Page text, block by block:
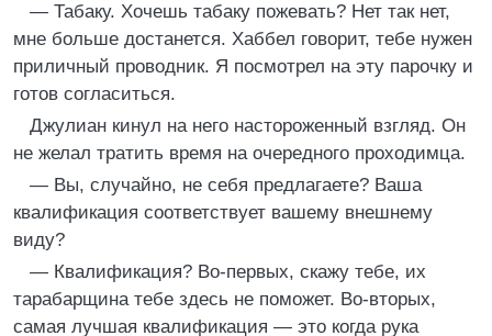
— Табаку. Хочешь табаку пожевать? Нет так нет,
мне больше достанется. Хаббел говорит, тебе нужен
приличный проводник. Я посмотрел на эту парочку и
готов согласиться.
Джулиан кинул на него настороженный взгляд. Он
не желал тратить время на очередного проходимца.
— Вы, случайно, не себя предлагаете? Ваша
квалификация соответствует вашему внешнему
виду?
— Квалификация? Во-первых, скажу тебе, их
тарабарщина тебе здесь не поможет. Во-вторых,
самая лучшая квалификация — это когда рука